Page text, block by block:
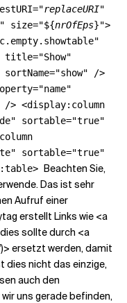
replaceURI"
size="${nrOfEps}">
title="Show"
/>
/> <display:column
sortable="true"
sortable="true"
Beachten Sie,
Das ist sehr
Aufruf einer
erstellt Links wie <a
sollte durch <a
ersetzt werden, damit
dies nicht das einzige,
auch den
uns gerade befinden,